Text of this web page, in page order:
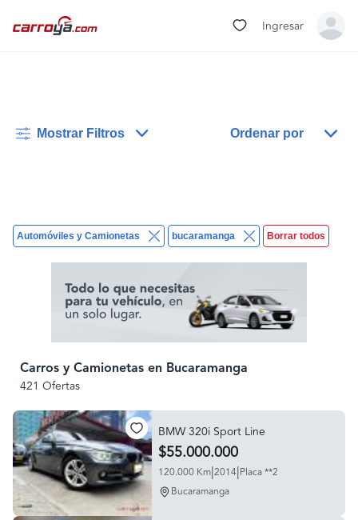
Ingresar
Mostrar Filtros Ordenar por
Automóviles y Camionetas bucaramanga Borrar todos
Carros y Camionetas en Bucaramanga
421 Ofertas
BMW 320i Sport Line
$55.000.000
120.000 Km|2014|Placa **2
Bucaramanga